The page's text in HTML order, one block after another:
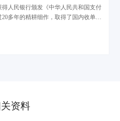
人民银行颁发《中华人民共和国支付
多年的精耕细作，取得了国内收单机
有限公司（以下简称“北京银联商
建设，不断夯实“科技银商”基座，
资料